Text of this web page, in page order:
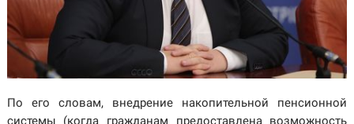
По его словам, внедрение накопительной пенсионной
системы (когда гражданам предоставлена возможность